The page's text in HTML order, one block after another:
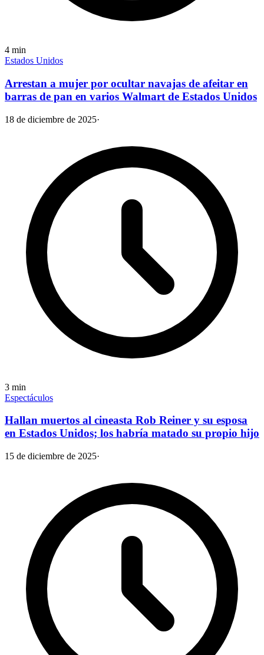
4 min
Estados Unidos
Arrestan a mujer por ocultar navajas de afeitar en
barras de pan en varios Walmart de Estados Unidos
18 de diciembre de 2025·
3 min
Espectáculos
Hallan muertos al cineasta Rob Reiner y su esposa
en Estados Unidos; los habría matado su propio hijo
15 de diciembre de 2025·